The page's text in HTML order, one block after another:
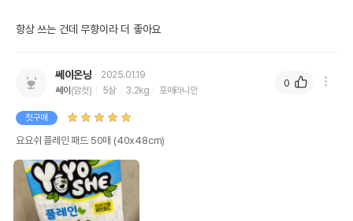
항상 쓰는 건데 무향이라 더 좋아요
쎄이온닝
2025.01.19
쎄이 (암컷) 5살 3.2kg 포메라니안
첫구매
요요쉬 플레인 패드 50매 (40x48cm)
0